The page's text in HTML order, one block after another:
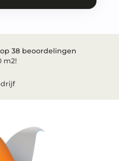
38 beoordelingen
m2!